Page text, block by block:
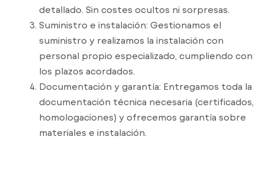
detallado. Sin costes ocultos ni sorpresas.
Suministro e instalación: Gestionamos el
suministro y realizamos la instalación con
personal propio especializado, cumpliendo con
los plazos acordados.
Documentación y garantía: Entregamos toda la
documentación técnica necesaria (certificados,
homologaciones) y ofrecemos garantía sobre
materiales e instalación.